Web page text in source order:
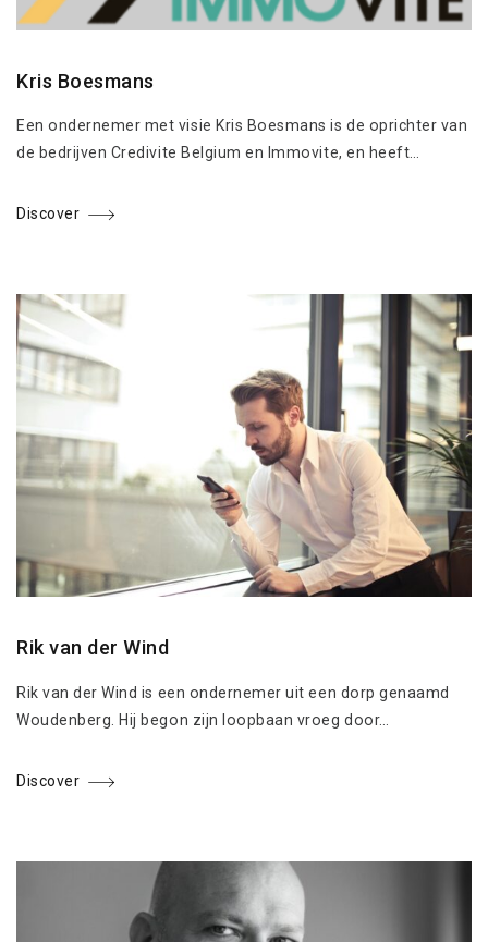
Kris Boesmans
Een ondernemer met visie Kris Boesmans is de oprichter van
de bedrijven Credivite Belgium en Immovite, en heeft…
Discover
Rik van der Wind
Rik van der Wind is een ondernemer uit een dorp genaamd
Woudenberg. Hij begon zijn loopbaan vroeg door…
Discover